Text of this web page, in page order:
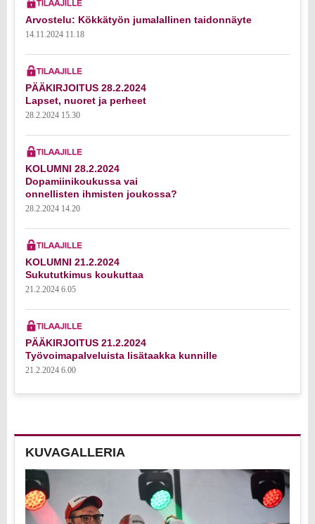
Arvostelu: Kökkätyön jumalallinen taidonnäyte
14.11.2024 11.18
PÄÄKIRJOITUS 28.2.2024
Lapset, nuoret ja perheet
28.2.2024 15.30
KOLUMNI 28.2.2024
Dopamiinikoukussa vai
onnellisten ihmisten joukossa?
28.2.2024 14.20
KOLUMNI 21.2.2024
Sukututkimus koukuttaa
21.2.2024 6.05
PÄÄKIRJOITUS 21.2.2024
Työvoimapalveluista lisätaakka kunnille
21.2.2024 6.00
KUVAGALLERIA